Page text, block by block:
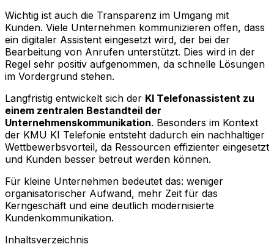
Wichtig ist auch die Transparenz im Umgang mit
Kunden. Viele Unternehmen kommunizieren offen, dass
ein digitaler Assistent eingesetzt wird, der bei der
Bearbeitung von Anrufen unterstützt. Dies wird in der
Regel sehr positiv aufgenommen, da schnelle Lösungen
im Vordergrund stehen.
Langfristig entwickelt sich der KI Telefonassistent zu
einem zentralen Bestandteil der
Unternehmenskommunikation. Besonders im Kontext
der KMU KI Telefonie entsteht dadurch ein nachhaltiger
Wettbewerbsvorteil, da Ressourcen effizienter eingesetzt
und Kunden besser betreut werden können.
Für kleine Unternehmen bedeutet das: weniger
organisatorischer Aufwand, mehr Zeit für das
Kerngeschäft und eine deutlich modernisierte
Kundenkommunikation.
Inhaltsverzeichnis